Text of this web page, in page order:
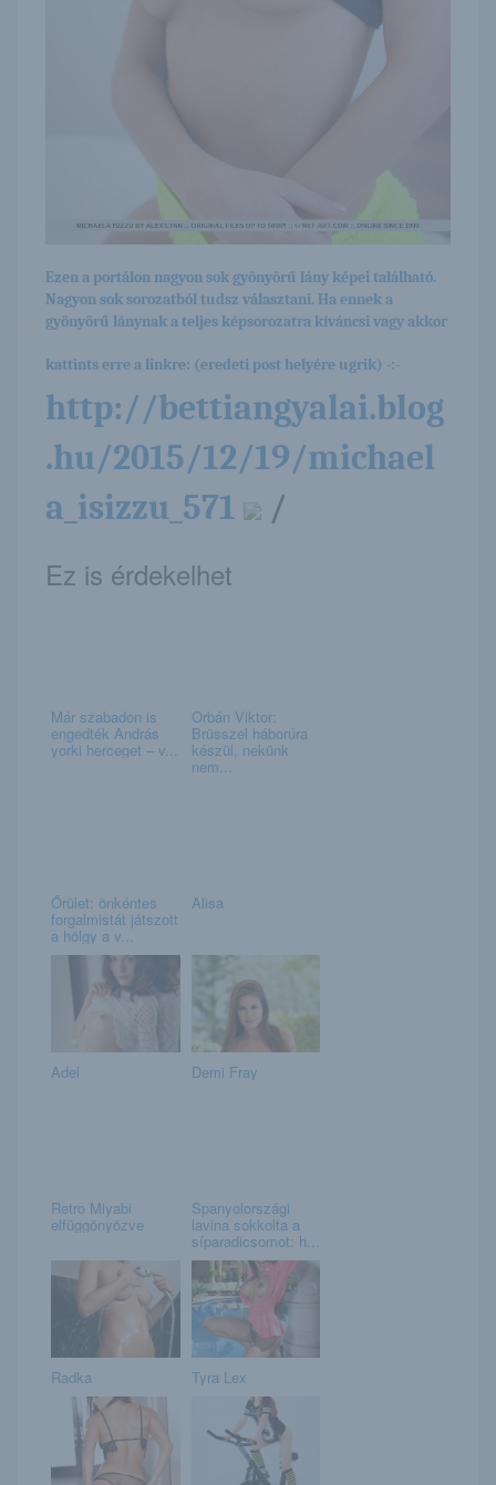
Ezen a portálon nagyon sok gyönyörű lány képei található.
Nagyon sok sorozatból tudsz választani. Ha ennek a
gyönyörű lánynak a teljes képsorozatra kíváncsi vagy akkor
kattints erre a linkre: (eredeti post helyére ugrik) -:-
http://bettiangyalai.blog
.hu/2015/12/19/michael
a_isizzu_571
/
Ez is érdekelhet
Már szabadon is
engedték András
yorki herceget – v...
Orbán Viktor:
Brüsszel háborúra
készül, nekünk
nem...
Őrület: önkéntes
forgalmistát játszott
a hölgy a v...
Alisa
Adel Demi Fray
Retro Miyabi
elfüggönyözve
Spanyolországi
lavina sokkolta a
síparadicsomot: h...
Radka Tyra Lex